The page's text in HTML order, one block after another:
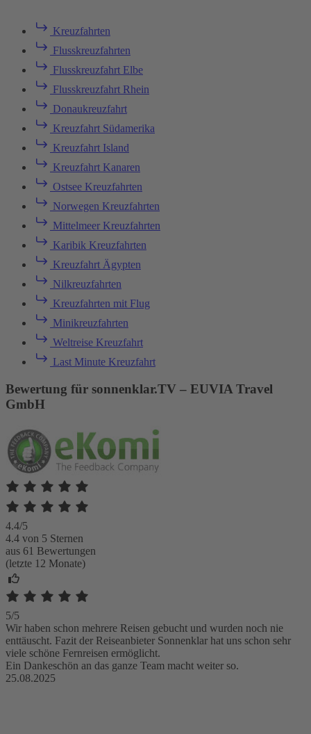
Kreuzfahrten
Flusskreuzfahrten
Flusskreuzfahrt Elbe
Flusskreuzfahrt Rhein
Donaukreuzfahrt
Kreuzfahrt Südamerika
Kreuzfahrt Island
Kreuzfahrt Kanaren
Ostsee Kreuzfahrten
Norwegen Kreuzfahrten
Mittelmeer Kreuzfahrten
Karibik Kreuzfahrten
Kreuzfahrt Ägypten
Nilkreuzfahrten
Kreuzfahrten mit Flug
Minikreuzfahrten
Weltreise Kreuzfahrt
Last Minute Kreuzfahrt
Bewertung für sonnenklar.TV – EUVIA Travel
GmbH
4.4/5
4.4 von 5 Sternen
aus 61 Bewertungen
(letzte 12 Monate)
5/5
Wir haben schon mehrere Reisen gebucht und wurden noch nie
enttäuscht. Fazit der Reiseanbieter Sonnenklar hat uns schon sehr
viele schöne Fernreisen ermöglicht.
Ein Dankeschön an das ganze Team macht weiter so.
25.08.2025